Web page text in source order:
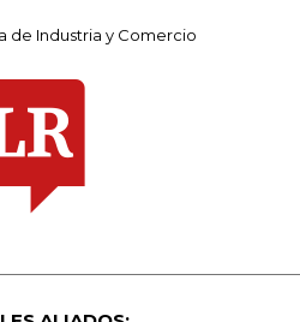
de Industria y Comercio